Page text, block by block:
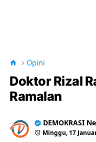
Opini
Doktor Rizal
Ramalan
DEMOKRASI
Minggu, 17